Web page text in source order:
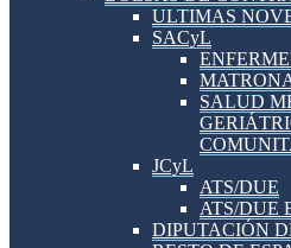
ULTIMAS
SACyL
SALUD
JCyL
ATS/DUE
ATS/DUE
DIPUTACIÓN